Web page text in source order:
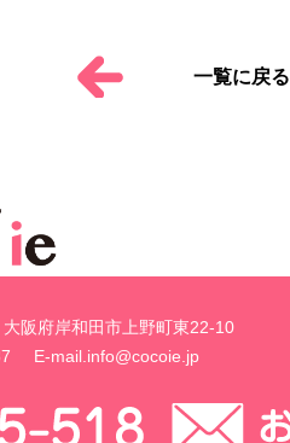
一覧に戻る
阪府岸和田市上野町東22-10
E-mail.info@cocoie.jp